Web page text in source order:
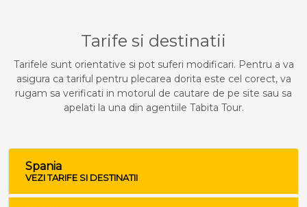
Tarife si destinatii
Tarifele sunt orientative si pot suferi modificari. Pentru a va
asigura ca tariful pentru plecarea dorita este cel corect, va
rugam sa verificati in motorul de cautare de pe site sau sa
apelati la una din agentiile Tabita Tour.
Spania
VEZI TARIFE SI DESTINATII